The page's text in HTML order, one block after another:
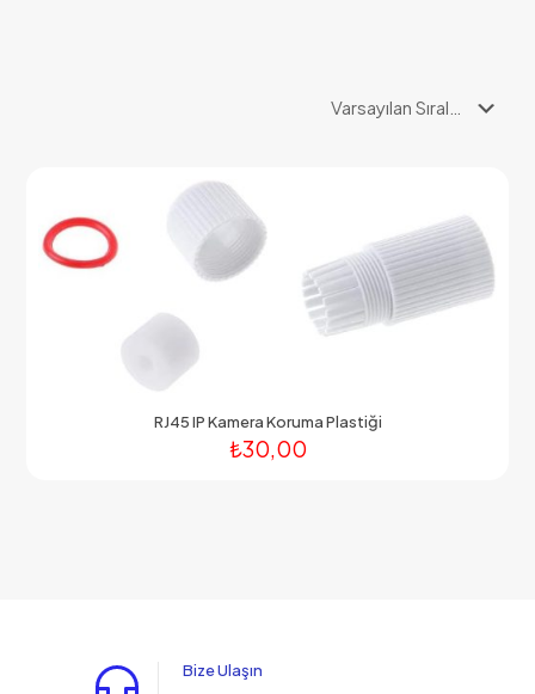
RJ45 IP Kamera Koruma Plastiği
₺30,00
Bize Ulaşın